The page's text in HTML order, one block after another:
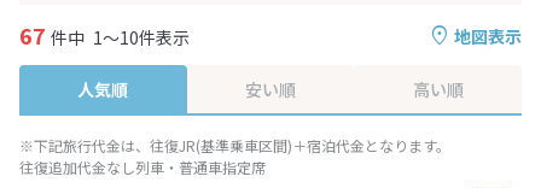
地図表示
67 件中 1～10件表示
人気順 安い順 高い順
※下記旅行代金は、往復JR(基準乗車区間)＋宿泊代金となります。
往復追加代金なし列車・普通車指定席